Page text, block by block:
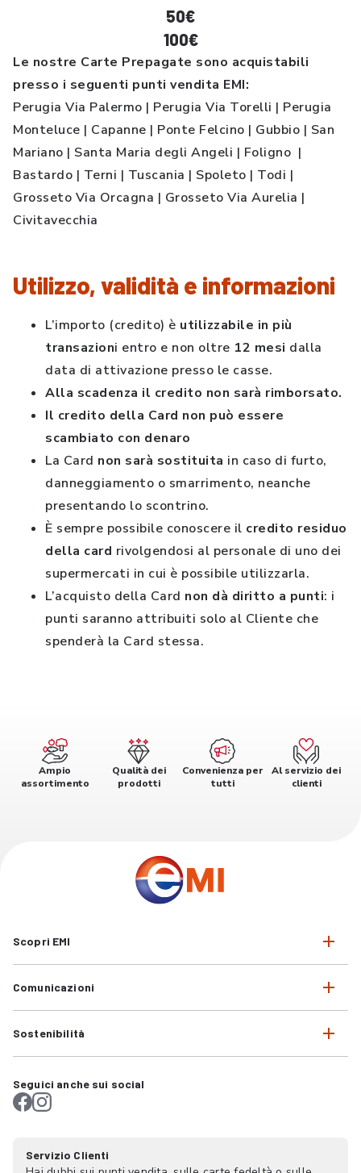
50€
100€
Le nostre Carte Prepagate sono acquistabili
presso i seguenti punti vendita EMI:
Perugia Via Palermo | Perugia Via Torelli | Perugia
Monteluce | Capanne | Ponte Felcino | Gubbio | San
Mariano | Santa Maria degli Angeli | Foligno |
Bastardo | Terni | Tuscania | Spoleto | Todi |
Grosseto Via Orcagna | Grosseto Via Aurelia |
Civitavecchia
Utilizzo, validità e informazioni
L’importo (credito) è utilizzabile in più
transazioni entro e non oltre 12 mesi dalla
data di attivazione presso le casse.
Alla scadenza il credito non sarà rimborsato.
Il credito della Card non può essere
scambiato con denaro
La Card non sarà sostituita in caso di furto,
danneggiamento o smarrimento, neanche
presentando lo scontrino.
È sempre possibile conoscere il credito residuo
della card rivolgendosi al personale di uno dei
supermercati in cui è possibile utilizzarla.
L’acquisto della Card non dà diritto a punti: i
punti saranno attribuiti solo al Cliente che
spenderà la Card stessa.
Ampio
assortimento
Qualità dei
prodotti
Convenienza per
tutti
Al servizio dei
clienti
Scopri EMI
Comunicazioni
Sostenibilità
Seguici anche sui social
Servizio Clienti